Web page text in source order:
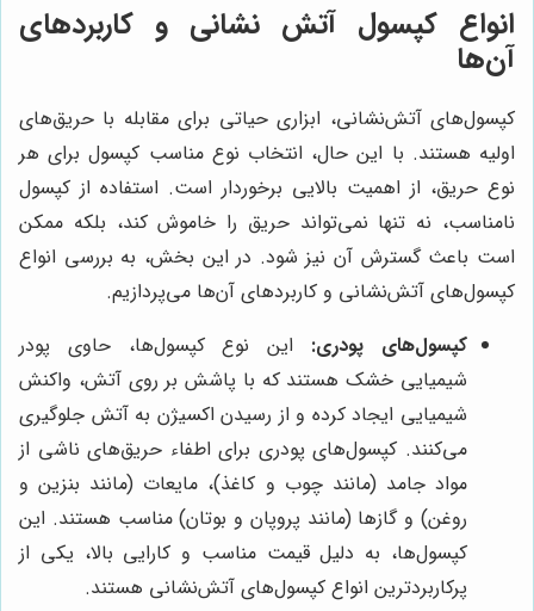
انواع کپسول آتش نشانی و کاربردهای
آن‌ها
کپسول‌های آتش‌نشانی، ابزاری حیاتی برای مقابله با حریق‌های
اولیه هستند. با این حال، انتخاب نوع مناسب کپسول برای هر
نوع حریق، از اهمیت بالایی برخوردار است. استفاده از کپسول
نامناسب، نه تنها نمی‌تواند حریق را خاموش کند، بلکه ممکن
است باعث گسترش آن نیز شود. در این بخش، به بررسی انواع
کپسول‌های آتش‌نشانی و کاربردهای آن‌ها می‌پردازیم.
کپسول‌های پودری: این نوع کپسول‌ها، حاوی پودر
شیمیایی خشک هستند که با پاشش بر روی آتش، واکنش
شیمیایی ایجاد کرده و از رسیدن اکسیژن به آتش جلوگیری
می‌کنند. کپسول‌های پودری برای اطفاء حریق‌های ناشی از
مواد جامد (مانند چوب و کاغذ)، مایعات (مانند بنزین و
روغن) و گازها (مانند پروپان و بوتان) مناسب هستند. این
کپسول‌ها، به دلیل قیمت مناسب و کارایی بالا، یکی از
پرکاربردترین انواع کپسول‌های آتش‌نشانی هستند.